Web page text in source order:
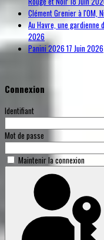
Clément Grenier à l'OM,
Au Havre, une
2026
Panini 2026 17 Juin 2026
Connexion
Identifiant
Mot de passe
Maintenir la connexion